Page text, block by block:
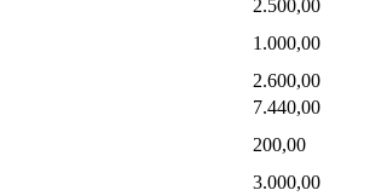
2.500,00
1.000,00
2.600,00
7.440,00
200,00
3.000,00